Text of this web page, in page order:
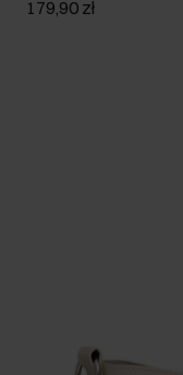
179,90 zł